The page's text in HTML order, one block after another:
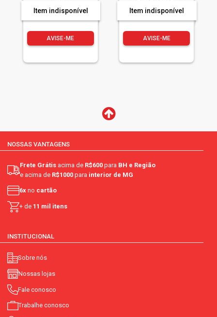
Item indisponível
AVISE-ME
Item indisponível
AVISE-ME
NOSSAS VANTAGENS
Frete Grátis acima de R$600 para BH e Região
e acima de R$1000 para interior de MG
6x no cartão
+ de 11 mil itens
INSTITUCIONAL
Sobre nós
Nossas lojas
Fale conosco
Trabalhe conosco